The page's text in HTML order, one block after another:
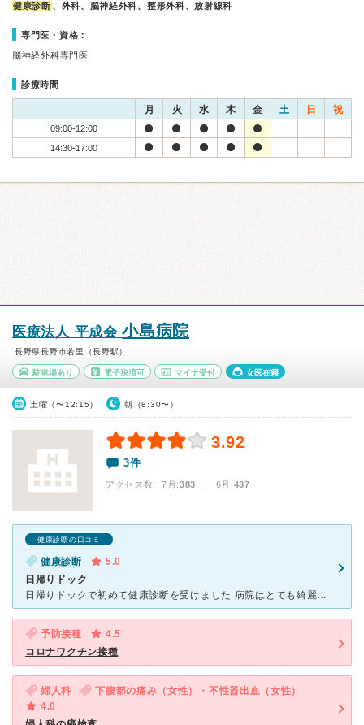
健康診断 、外科、脳神経外科、整形外科、放射線科
専門医・資格：
脳神経外科専門医
診療時間
月 火 水 木 金 土 日 祝
09:00-12:00
14:30-17:00
医療法人 平成会小島病院
長野県長野市若里（長野駅）
駐車場あり 電子決済可 マイナ受付 女医在籍
土曜（〜12:15） 朝（8:30〜）
3.92
3件
アクセス数 7月:383 | 6月:437
健康診断の口コミ
健康診断
5.0
日帰りドック
日帰りドックで初めて健康診断を受けました 病院はとても綺麗で清潔な感じがして良かったです。 感染対策もしっかりとしていて安心できました 今までの経験だと大分待ち時間が長くイライラした覚えがあ
予防接種
4.5
コロナワクチン接種
婦人科
下腹部の痛み（女性）・不性器出血（女性）
4.0